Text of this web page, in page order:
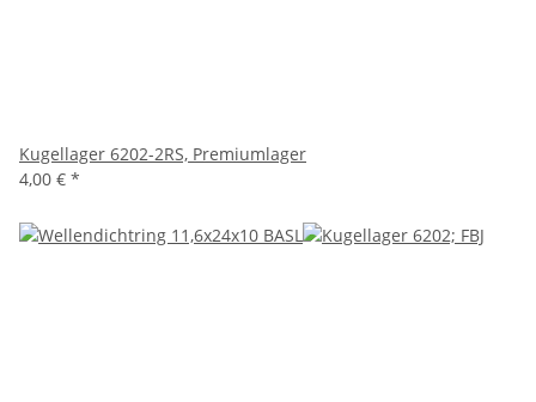
Kugellager 6202-2RS, Premiumlager
4,00 € *